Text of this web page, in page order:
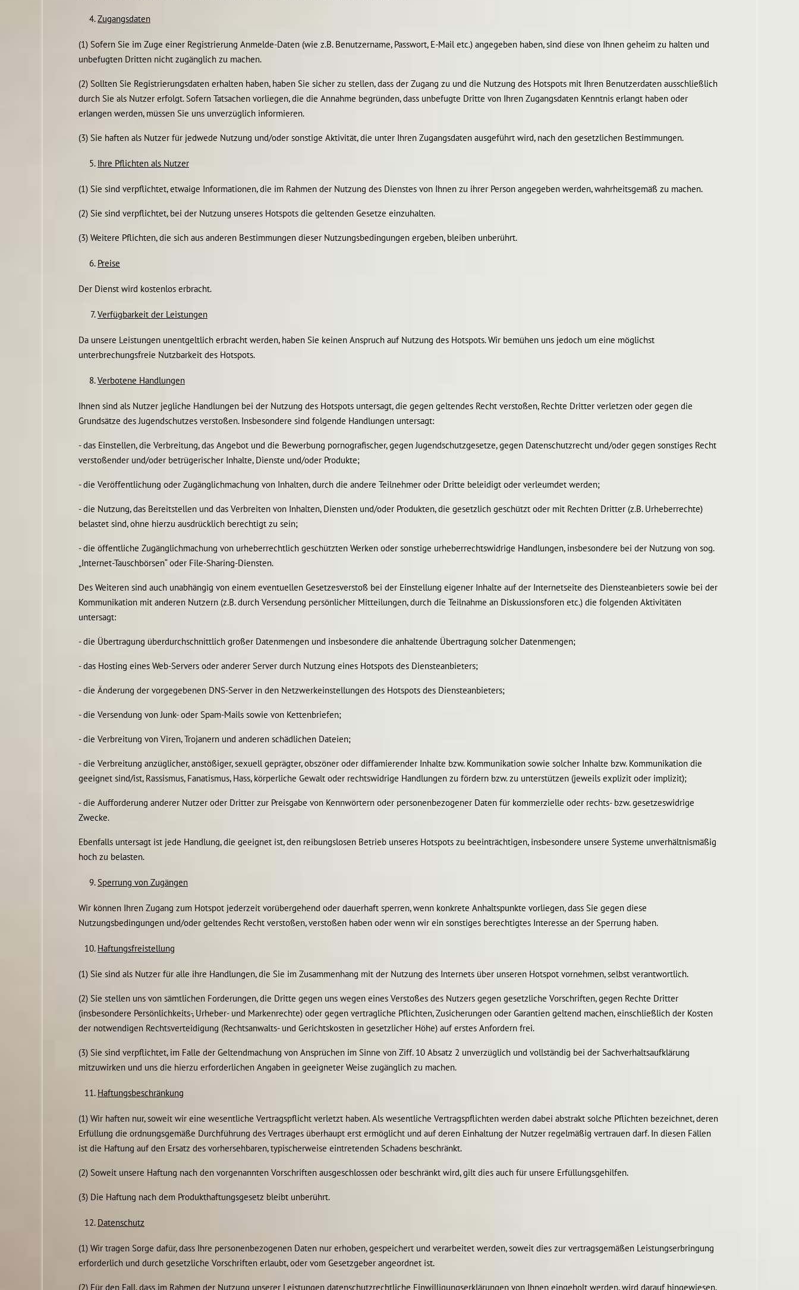
Zugangsdaten
(1) Sofern Sie im Zuge einer Registrierung Anmelde-Daten (wie z.B. Benutzername, Passwort, E-Mail etc.) angegeben haben, sind diese von Ihnen geheim zu halten und
unbefugten Dritten nicht zugänglich zu machen.
(2) Sollten Sie Registrierungsdaten erhalten haben, haben Sie sicher zu stellen, dass der Zugang zu und die Nutzung des Hotspots mit Ihren Benutzerdaten ausschließlich
durch Sie als Nutzer erfolgt. Sofern Tatsachen vorliegen, die die Annahme begründen, dass unbefugte Dritte von Ihren Zugangsdaten Kenntnis erlangt haben oder
erlangen werden, müssen Sie uns unverzüglich informieren.
(3) Sie haften als Nutzer für jedwede Nutzung und/oder sonstige Aktivität, die unter Ihren Zugangsdaten ausgeführt wird, nach den gesetzlichen Bestimmungen.
Ihre Pflichten als Nutzer
(1) Sie sind verpflichtet, etwaige Informationen, die im Rahmen der Nutzung des Dienstes von Ihnen zu ihrer Person angegeben werden, wahrheitsgemäß zu machen.
(2) Sie sind verpflichtet, bei der Nutzung unseres Hotspots die geltenden Gesetze einzuhalten.
(3) Weitere Pflichten, die sich aus anderen Bestimmungen dieser Nutzungsbedingungen ergeben, bleiben unberührt.
Preise
Der Dienst wird kostenlos erbracht.
Verfügbarkeit der Leistungen
Da unsere Leistungen unentgeltlich erbracht werden, haben Sie keinen Anspruch auf Nutzung des Hotspots. Wir bemühen uns jedoch um eine möglichst
unterbrechungsfreie Nutzbarkeit des Hotspots.
Verbotene Handlungen
Ihnen sind als Nutzer jegliche Handlungen bei der Nutzung des Hotspots untersagt, die gegen geltendes Recht verstoßen, Rechte Dritter verletzen oder gegen die
Grundsätze des Jugendschutzes verstoßen. Insbesondere sind folgende Handlungen untersagt:
- das Einstellen, die Verbreitung, das Angebot und die Bewerbung pornografischer, gegen Jugendschutzgesetze, gegen Datenschutzrecht und/oder gegen sonstiges Recht
verstoßender und/oder betrügerischer Inhalte, Dienste und/oder Produkte;
- die Veröffentlichung oder Zugänglichmachung von Inhalten, durch die andere Teilnehmer oder Dritte beleidigt oder verleumdet werden;
- die Nutzung, das Bereitstellen und das Verbreiten von Inhalten, Diensten und/oder Produkten, die gesetzlich geschützt oder mit Rechten Dritter (z.B. Urheberrechte)
belastet sind, ohne hierzu ausdrücklich berechtigt zu sein;
- die öffentliche Zugänglichmachung von urheberrechtlich geschützten Werken oder sonstige urheberrechtswidrige Handlungen, insbesondere bei der Nutzung von sog.
„Internet-Tauschbörsen“ oder File-Sharing-Diensten.
Des Weiteren sind auch unabhängig von einem eventuellen Gesetzesverstoß bei der Einstellung eigener Inhalte auf der Internetseite des Diensteanbieters sowie bei der
Kommunikation mit anderen Nutzern (z.B. durch Versendung persönlicher Mitteilungen, durch die Teilnahme an Diskussionsforen etc.) die folgenden Aktivitäten
untersagt:
- die Übertragung überdurchschnittlich großer Datenmengen und insbesondere die anhaltende Übertragung solcher Datenmengen;
- das Hosting eines Web-Servers oder anderer Server durch Nutzung eines Hotspots des Diensteanbieters;
- die Änderung der vorgegebenen DNS-Server in den Netzwerkeinstellungen des Hotspots des Diensteanbieters;
- die Versendung von Junk- oder Spam-Mails sowie von Kettenbriefen;
- die Verbreitung von Viren, Trojanern und anderen schädlichen Dateien;
- die Verbreitung anzüglicher, anstößiger, sexuell geprägter, obszöner oder diffamierender Inhalte bzw. Kommunikation sowie solcher Inhalte bzw. Kommunikation die
geeignet sind/ist, Rassismus, Fanatismus, Hass, körperliche Gewalt oder rechtswidrige Handlungen zu fördern bzw. zu unterstützen (jeweils explizit oder implizit);
- die Aufforderung anderer Nutzer oder Dritter zur Preisgabe von Kennwörtern oder personenbezogener Daten für kommerzielle oder rechts- bzw. gesetzeswidrige
Zwecke.
Ebenfalls untersagt ist jede Handlung, die geeignet ist, den reibungslosen Betrieb unseres Hotspots zu beeinträchtigen, insbesondere unsere Systeme unverhältnismäßig
hoch zu belasten.
Sperrung von Zugängen
Wir können Ihren Zugang zum Hotspot jederzeit vorübergehend oder dauerhaft sperren, wenn konkrete Anhaltspunkte vorliegen, dass Sie gegen diese
Nutzungsbedingungen und/oder geltendes Recht verstoßen, verstoßen haben oder wenn wir ein sonstiges berechtigtes Interesse an der Sperrung haben.
Haftungsfreistellung
(1) Sie sind als Nutzer für alle ihre Handlungen, die Sie im Zusammenhang mit der Nutzung des Internets über unseren Hotspot vornehmen, selbst verantwortlich.
(2) Sie stellen uns von sämtlichen Forderungen, die Dritte gegen uns wegen eines Verstoßes des Nutzers gegen gesetzliche Vorschriften, gegen Rechte Dritter
(insbesondere Persönlichkeits-, Urheber- und Markenrechte) oder gegen vertragliche Pflichten, Zusicherungen oder Garantien geltend machen, einschließlich der Kosten
der notwendigen Rechtsverteidigung (Rechtsanwalts- und Gerichtskosten in gesetzlicher Höhe) auf erstes Anfordern frei.
(3) Sie sind verpflichtet, im Falle der Geltendmachung von Ansprüchen im Sinne von Ziff. 10 Absatz 2 unverzüglich und vollständig bei der Sachverhaltsaufklärung
mitzuwirken und uns die hierzu erforderlichen Angaben in geeigneter Weise zugänglich zu machen.
Haftungsbeschränkung
(1) Wir haften nur, soweit wir eine wesentliche Vertragspflicht verletzt haben. Als wesentliche Vertragspflichten werden dabei abstrakt solche Pflichten bezeichnet, deren
Erfüllung die ordnungsgemäße Durchführung des Vertrages überhaupt erst ermöglicht und auf deren Einhaltung der Nutzer regelmäßig vertrauen darf. In diesen Fällen
ist die Haftung auf den Ersatz des vorhersehbaren, typischerweise eintretenden Schadens beschränkt.
(2) Soweit unsere Haftung nach den vorgenannten Vorschriften ausgeschlossen oder beschränkt wird, gilt dies auch für unsere Erfüllungsgehilfen.
(3) Die Haftung nach dem Produkthaftungsgesetz bleibt unberührt.
Datenschutz
(1) Wir tragen Sorge dafür, dass Ihre personenbezogenen Daten nur erhoben, gespeichert und verarbeitet werden, soweit dies zur vertragsgemäßen Leistungserbringung
erforderlich und durch gesetzliche Vorschriften erlaubt, oder vom Gesetzgeber angeordnet ist.
(2) Für den Fall, dass im Rahmen der Nutzung unserer Leistungen datenschutzrechtliche Einwilligungserklärungen von Ihnen eingeholt werden, wird darauf hingewiesen,